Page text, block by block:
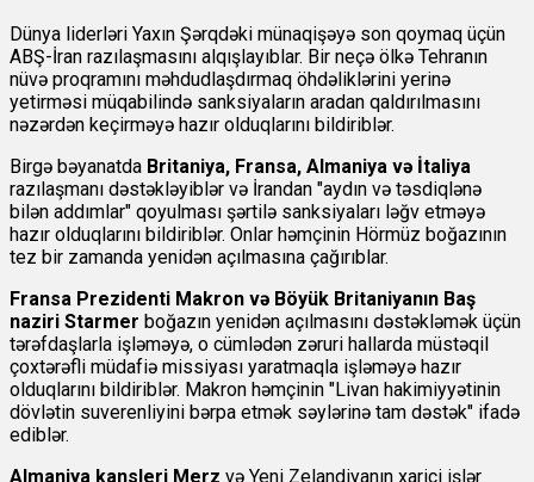
Dünya liderləri Yaxın Şərqdəki münaqişəyə son qoymaq üçün
ABŞ-İran razılaşmasını alqışlayıblar. Bir neçə ölkə Tehranın
nüvə proqramını məhdudlaşdırmaq öhdəliklərini yerinə
yetirməsi müqabilində sanksiyaların aradan qaldırılmasını
nəzərdən keçirməyə hazır olduqlarını bildiriblər.
Birgə bəyanatda Britaniya, Fransa, Almaniya və İtaliya
razılaşmanı dəstəkləyiblər və İrandan "aydın və təsdiqlənə
bilən addımlar" qoyulması şərtilə sanksiyaları ləğv etməyə
hazır olduqlarını bildiriblər. Onlar həmçinin Hörmüz boğazının
tez bir zamanda yenidən açılmasına çağırıblar.
Fransa Prezidenti Makron və Böyük Britaniyanın Baş
naziri Starmer boğazın yenidən açılmasını dəstəkləmək üçün
tərəfdaşlarla işləməyə, o cümlədən zəruri hallarda müstəqil
çoxtərəfli müdafiə missiyası yaratmaqla işləməyə hazır
olduqlarını bildiriblər. Makron həmçinin "Livan hakimiyyətinin
dövlətin suverenliyini bərpa etmək səylərinə tam dəstək" ifadə
ediblər.
Almaniya kansleri Merz və Yeni Zelandiyanın xarici işlər